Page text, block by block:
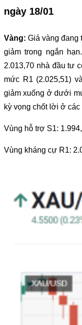
ngày 18/01
Vàng: Giá vàng
giảm trong ngắn
2.013,70 nhà đầu tư
mức R1 (2.025,51)
giảm xuống ở dưới
kỳ vọng chốt lời ở
Vùng hỗ trợ S1:
Vùng kháng cự R1: